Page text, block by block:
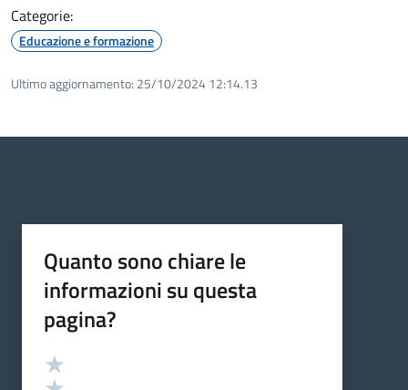
Categorie:
Educazione e formazione
Ultimo aggiornamento: 25/10/2024 12:14.13
Quanto sono chiare le
informazioni su questa
pagina?
Valutazione